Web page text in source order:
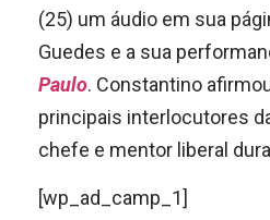
(25) um áudio em sua
Guedes e a sua
Paulo. Constantino
principais interlocutores
chefe e mentor liberal
[wp_ad_camp_1]